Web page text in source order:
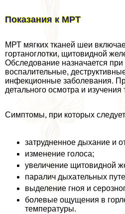
Показания к МРТ
МРТ мягких тканей шеи
гортаноглотки, щитовидной
Обследование назначается
воспалительные,
инфекционные заболевания.
детального осмотра и
Симптомы, при которых
затрудненное дыхание и
изменение голоса;
увеличение щитовидной
паралич дыхательных
выделение гноя и
болевые ощущения в
температуры.